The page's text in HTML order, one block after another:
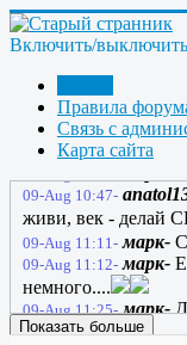
Включить/
Правила
Связь с
Карта сайта
08-Aug 21:30- марк-
создадим!!!.....
нужно, как и нахой
08-Aug 21:55-
Пускай оно не
как на свете без
09-Aug 10:47-
живи, век - делай
09-Aug 11:11- марк-
09-Aug 11:12- марк-
немного....
09-Aug 11:25- марк-
Показать больше